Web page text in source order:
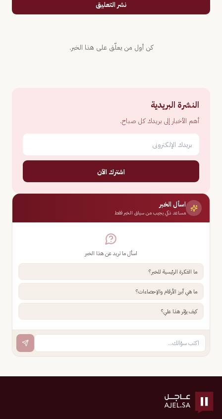
نشر التعليق
كن أول من يعلّق على هذا الخبر.
النشرة البريدية
أهم الأخبار إلى بريدك كل صباح.
اشترك الآن
اسأل الخبر
مساعد ذكي يجيب من سياق الخبر فقط
اسأل ما تريد عن هذا الخبر
ما الفكرة الرئيسية للخبر؟
ما هي أبرز الأرقام والإحصاءات؟
كيف يؤثر هذا علي؟